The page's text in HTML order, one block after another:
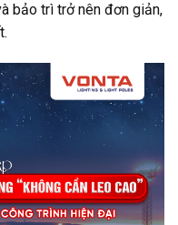
bảo trì trở nên đơn giản,